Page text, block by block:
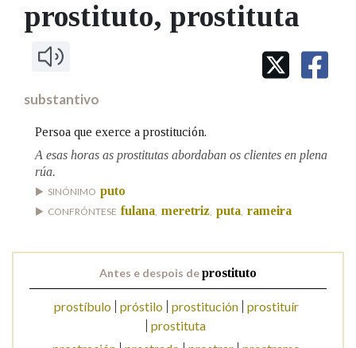
IDENTIDADE CORPORATIVA
MARCIAL DEL ADALID
CASA-MUSEO EMILIA PARDO
FIGURAS HOMENAXEADAS
Facebook
TwitterYoutubeInstagram
Bluesky
BUSCAR NOS LEMAS
Comeza por
Contén
prostituto, prostituta
substantivo
Persoa que exerce a prostitución.
A esas horas as prostitutas abordaban os clientes en plena
rúa.
SINÓNIMO puto
CONFRÓNTESE fulana meretriz puta rameira
Antes e despois deprostituto
prostíbulo próstilo prostitución
prostituír
prostituta